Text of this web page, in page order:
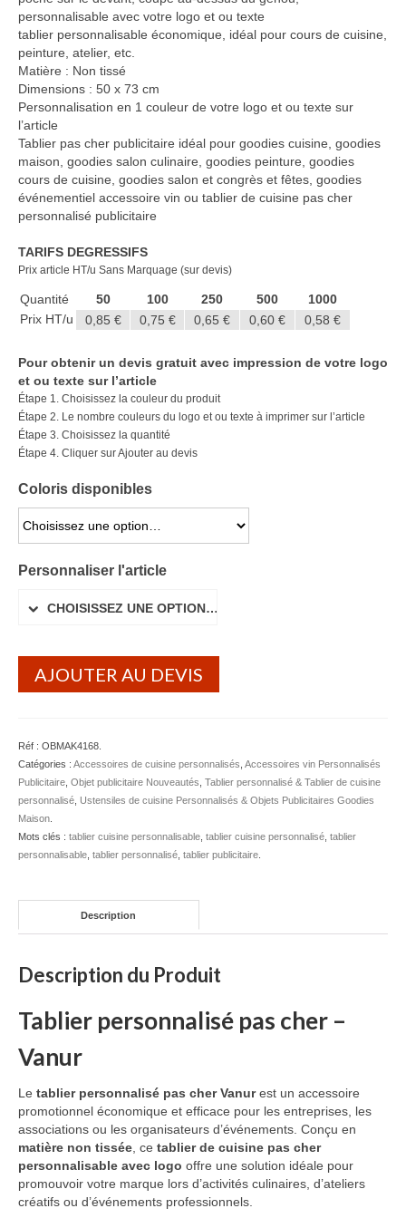
Casquette publicitaire
Carnet personnalisé Notes
Repositionnable
Chapeau publicitaire
Clé USB personnalisée
Éventail personnalisé
Gobelet réutilisable & Verre
Haut-parleur Bluetooth
Porte-badge Tour de cou
Porte-clés personnalisé
Porte-monnaie Porte Carte Portefeuille
Serviette Personnalisée
Voiture Goodies
Gourde & Bouteille
Gourde Personnalisable
Bouteille Personnalisable
Mug & Tasse
Mug publicitaire
Tasse Expresso publicitaire
Bouteille & Mug Isotherme
Bouteille isotherme
Textile
Polo Publicitaire
Sweat-shirt
Tee-shirt publicitaire
Vêtement Haute Visibilité
Contact
personnalisable avec votre logo et ou texte
tablier personnalisable économique, idéal pour cours de cuisine,
peinture, atelier, etc.
Matière : Non tissé
Dimensions : 50 x 73 cm
Personnalisation en 1 couleur de votre logo et ou texte sur
l’article
Tablier pas cher publicitaire idéal pour goodies cuisine, goodies
maison, goodies salon culinaire, goodies peinture, goodies
cours de cuisine, goodies salon et congrès et fêtes, goodies
événementiel accessoire vin ou tablier de cuisine pas cher
personnalisé publicitaire
TARIFS DEGRESSIFS
Prix article HT/u Sans Marquage (sur devis)
Quantité 50 100 250 500
1000
Prix HT/u
0,85 € 0,75 € 0,65 € 0,60 € 0,58 €
Pour obtenir un devis gratuit avec impression de votre logo
et ou texte sur l’article
Étape 1. Choisissez la couleur du produit
Étape 2. Le nombre couleurs du logo et ou texte à imprimer sur l’article
Étape 3. Choisissez la quantité
Étape 4. Cliquer sur Ajouter au devis
Coloris disponibles
CHOISISSEZ UNE OPTION…
Personnaliser l'article
CHOISISSEZ UNE OPTION…
AJOUTER AU DEVIS
Réf : OBMAK4168
Catégories : Accessoires de cuisine personnalisés Accessoires vin Personnalisés
Publicitaire Objet publicitaire Nouveautés Tablier personnalisé & Tablier de cuisine
personnalisé Ustensiles de cuisine Personnalisés & Objets Publicitaires Goodies
Maison
Mots clés : tablier cuisine personnalisable tablier cuisine personnalisé tablier
personnalisable tablier personnalisé tablier publicitaire
Description
Description du Produit
Tablier personnalisé pas cher –
Vanur
Le tablier personnalisé pas cher Vanurest un accessoire
promotionnel économique et efficace pour les entreprises, les
associations ou les organisateurs d’événements. Conçu en
matière non tissée , ce tablier de cuisine pas cher
personnalisable avec logo offre une solution idéale pour
promouvoir votre marque lors d’activités culinaires, d’ateliers
créatifs ou d’événements professionnels.